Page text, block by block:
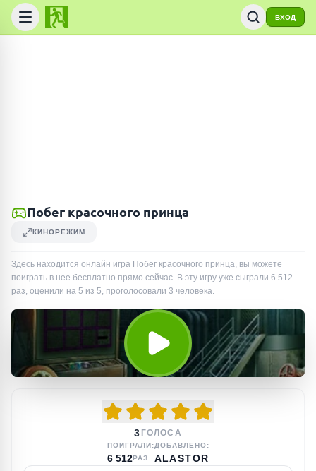
ВХОД
Побег красочного принца
КИНОРЕЖИМ
Здесь находится онлайн игра Побег красочного принца, вы можете
поиграть в нее бесплатно прямо сейчас. В эту игру уже сыграли 6 512
раз, оценили на 5 из 5, проголосовали 3 человека.
3 ГОЛОСА
ПОИГРАЛИ:
6 512РАЗ
ДОБАВЛЕНО:
ALASTOR